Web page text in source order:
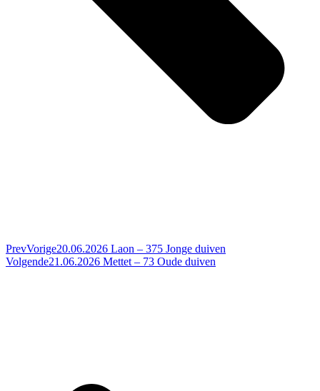
PrevVorige20.06.2026 Laon – 375 Jonge duiven
Volgende21.06.2026 Mettet – 73 Oude duiven